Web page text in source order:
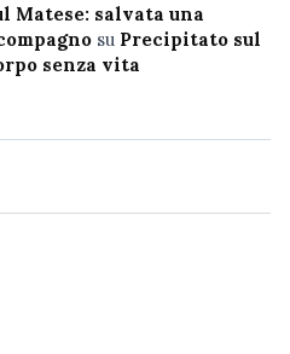
Matese: salvata una
su Precipitato sul
senza vita